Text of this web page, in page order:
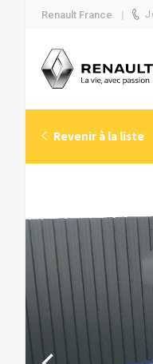
Renault France
Revenir à la liste